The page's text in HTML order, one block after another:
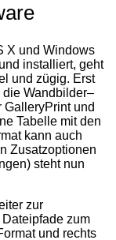
X und Windows
installiert, geht
und zügig. Erst
Wandbilder–
und
Tabelle mit den
kann auch
Zusatzoptionen
steht nun
zur
zum
und rechts